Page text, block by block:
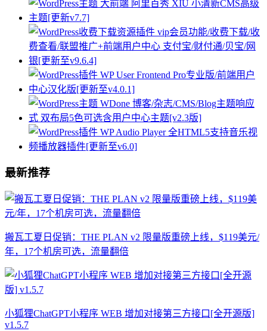
最新推荐
搬瓦工夏日促销：THE PLAN v2 限量版重磅上线，$119美元/
年，17个机房可选，流量翻倍
小狐狸ChatGPT小程序 WEB 增加对接第三方接口[全开源版]
v1.5.7